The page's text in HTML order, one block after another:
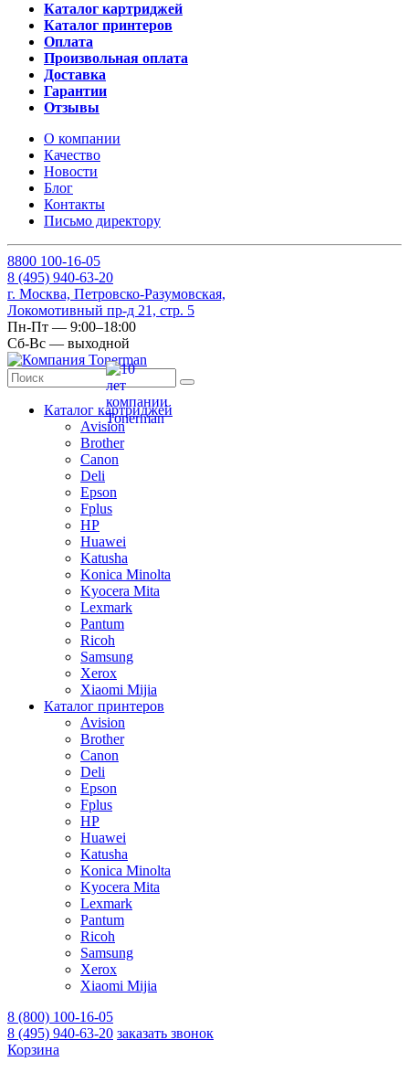
Каталог картриджей
Каталог принтеров
Оплата
Произвольная оплата
Доставка
Гарантии
Отзывы
О компании
Качество
Новости
Блог
Контакты
Письмо директору
8800 100-16-05
8 (495) 940-63-20
г. Москва, Петровско-Разумовская,
Локомотивный пр-д 21, стр. 5
Пн-Пт — 9:00–18:00
Сб-Вс — выходной
Каталог картриджей
Avision
Brother
Canon
Deli
Epson
Fplus
HP
Huawei
Katusha
Konica Minolta
Kyocera Mita
Lexmark
Pantum
Ricoh
Samsung
Xerox
Xiaomi Mijia
Каталог принтеров
Avision
Brother
Canon
Deli
Epson
Fplus
HP
Huawei
Katusha
Konica Minolta
Kyocera Mita
Lexmark
Pantum
Ricoh
Samsung
Xerox
Xiaomi Mijia
8 (800) 100-16-05
8 (495) 940-63-20 заказать звонок
Корзина